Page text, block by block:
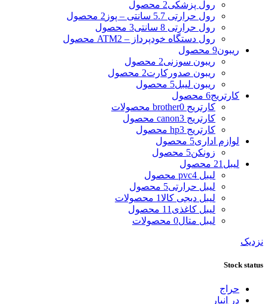
رول پزشکی2 محصول
رول حرارتی 5.7 سانتی – پوز
2 محصول
رول حرارتی 8 سانتی
3 محصول
رول دستگاه خودپرداز – ATM 2 محصول
ریبون9 محصول
ریبون سوزنی2 محصول
ریبون صدورکارت2 محصول
ریبون لیبل5 محصول
کارتریج6 محصول
کارتریج brother 0 محصولات
کارتریج canon 3 محصول
کارتریج hp 3 محصول
لوازم اداری5 محصول
زونکن5 محصول
لیبل 21 محصول
لیبل pvc 4 محصول
لیبل حرارتی5 محصول
لیبل دیجی کالا1 محصولات
لیبل کاغذی 11 محصول
لیبل متال0 محصولات
نزدیک
Stock status
حراج
در انبار